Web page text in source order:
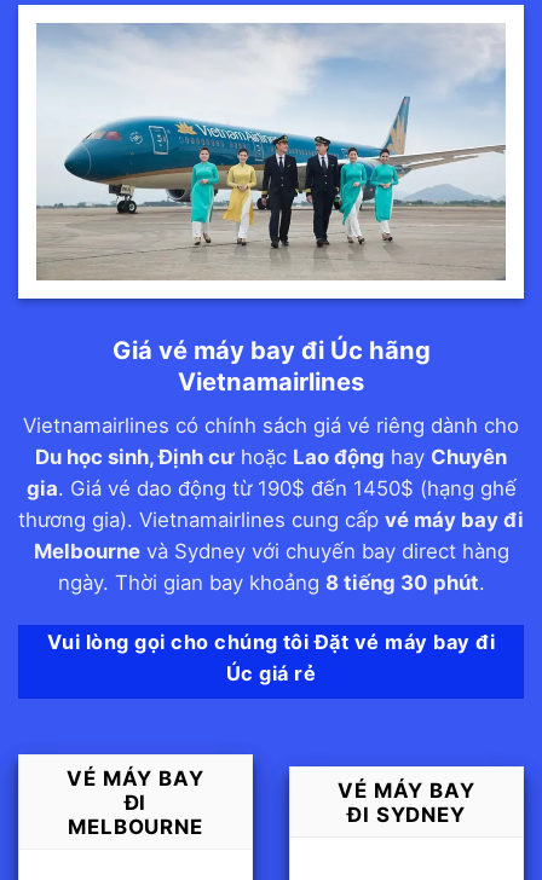
Giá vé máy bay đi Úc hãng
Vietnamairlines
Vietnamairlines có chính sách giá vé riêng dành cho
Du học sinh, Định cư hoặc Lao động hay Chuyên
gia. Giá vé dao động từ 190$ đến 1450$ (hạng ghế
thương gia). Vietnamairlines cung cấp vé máy bay đi
Melbournevà Sydney với chuyến bay direct hàng
ngày. Thời gian bay khoảng 8 tiếng 30 phút.
Vui lòng gọi cho chúng tôi Đặt vé máy bay đi
Úc giá rẻ
VÉ MÁY BAY
ĐI
MELBOURNE
VÉ MÁY BAY
ĐI SYDNEY